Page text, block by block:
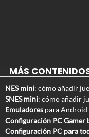
MÁS
NES mini: cómo añadir
SNES mini: cómo añadir
Emuladores para Android
Configuración PC Gamer
Configuración PC para